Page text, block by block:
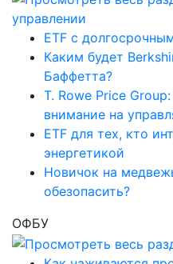
ETF с
Каким будет
Баффетта?
T. Rowe Price
внимание на
ETF для тех, кто
энергетикой
Новичок на
обезопасить?
ОФБУ